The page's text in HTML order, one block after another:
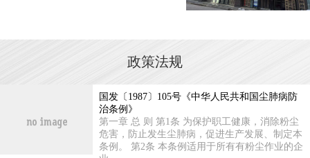
政策法规
国发〔1987〕105号《中华人民共和国尘肺病防
治条例》
第一章 总 则 第1条 为保护职工健康，消除粉尘
危害，防止发生尘肺病，促进生产发展、制定本
条例。 第2条 本条例适用于所有有粉尘作业的企